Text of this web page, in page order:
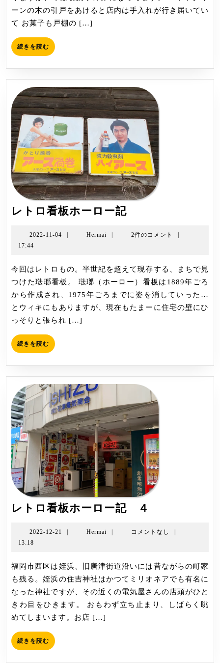
ーンの木の引戸をあけると店内は手入れが行き届いてい
て お菓子も戸棚の […]
続きを読む 続
き
む
レトロ看板ホーロー記
ロ
ホ
ー
ロ
ー
2022-11-04
2022-
| Hermai Hermai
| 2件のコメント
|
17:44
今回はレトロもの。半世紀を超えて現存する、まちで見
つけた琺瑯看板。 琺瑯（ホーロー）看板は1889年ごろ
から作成され、1975年ごろまでに姿を消していった…
とウィキにもありますが、現在もたまーに住宅の壁にひ
っそりと張られ […]
続きを読む 続
き
む
レトロ看板ホーロー記 ４
ロ
ホ
ー
ロ
ー
2022-12-21
2022-
Hermai Hermai コメントなし
13:18
福岡市西区は姪浜、旧唐津街道沿いには昔ながらの町家
も残る。姪浜の住吉神社はかつてミリオネアでも有名に
なった神社ですが、その近くの電気屋さんの店頭がひと
きわ目をひきます。 おもわず立ち止まり、しばらく眺
めてしまいます。お店 […]
続きを読む 続
き